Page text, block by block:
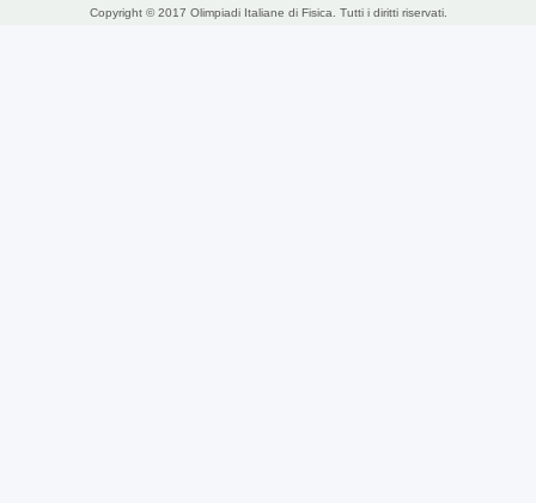
Copyright © 2017 Olimpiadi Italiane di Fisica. Tutti i diritti riservati.